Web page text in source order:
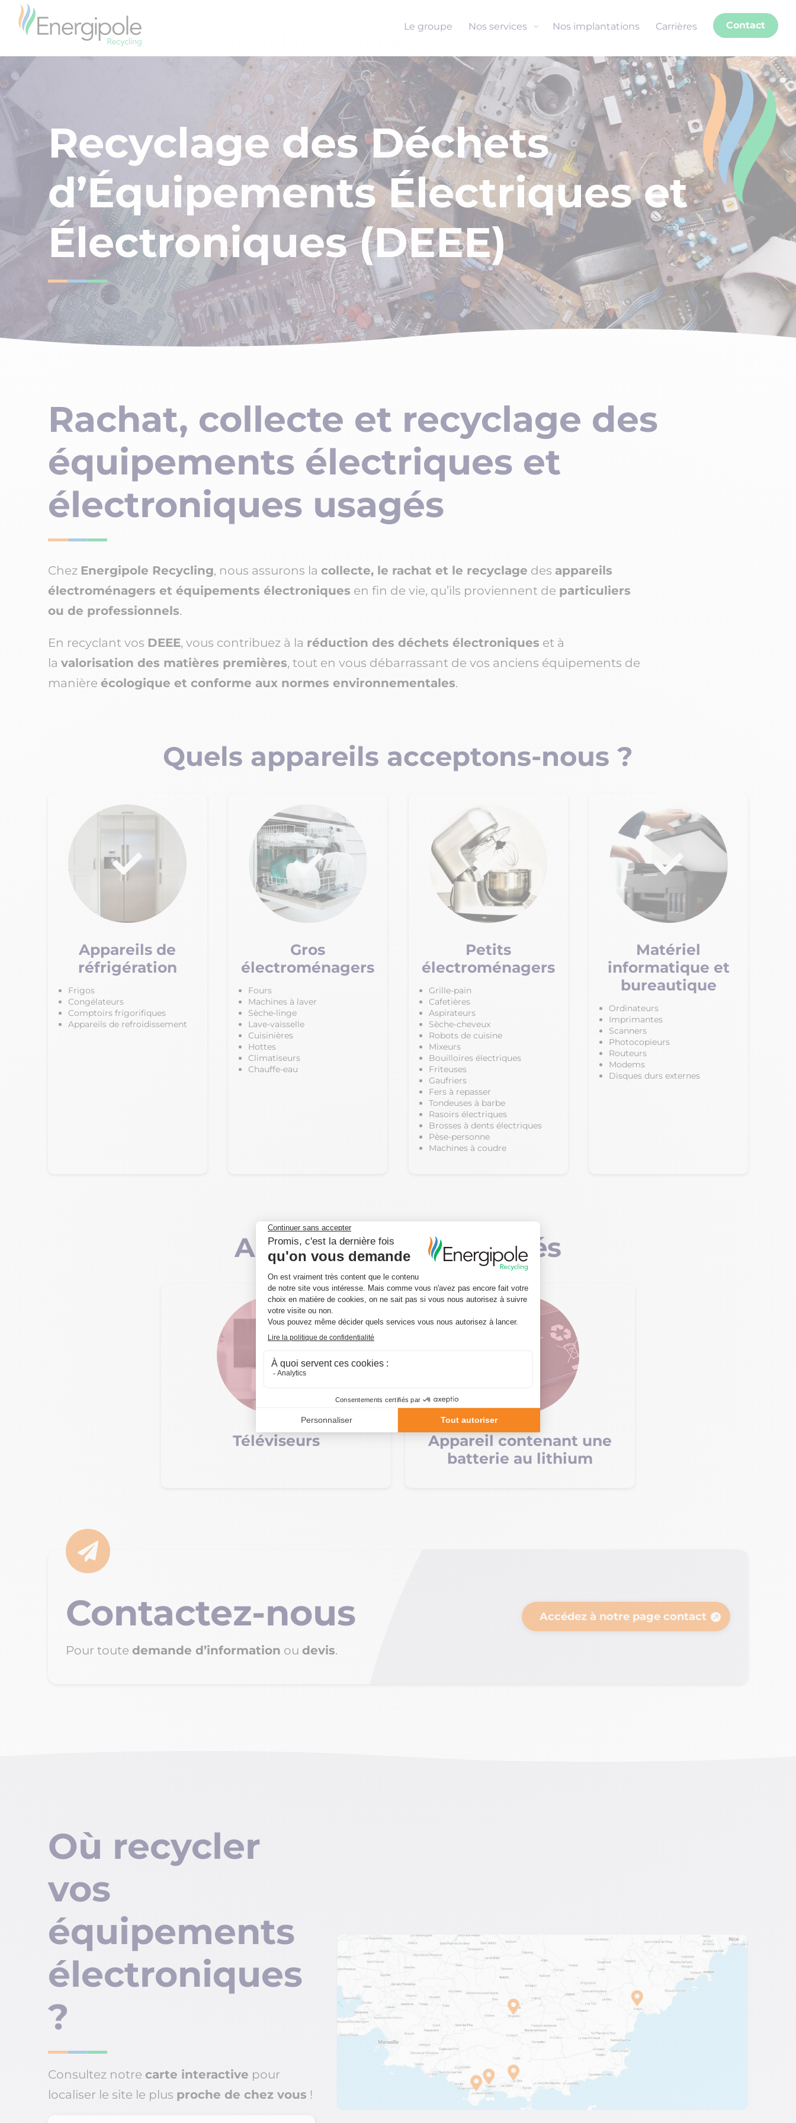
Le groupe Nos services Nos implantations Carrières Contact
Recyclage desDéchets
d’Équipements Électriques et
Électroniques(DEEE)
Rachat, collecte et recyclage des
équipements électriques et
électroniques usagés
Chez Energipole Recycling, nous assurons la collecte, le rachat et le recyclage des appareils
électroménagers et équipements électroniques en fin de vie, qu’ils proviennent de particuliers
ou de professionnels.
En recyclant vos DEEE, vous contribuez à la réduction des déchets électroniques et à
la valorisation des matières premières, tout en vous débarrassant de vos anciens équipements de
manière écologique et conforme aux normes environnementales.
Quels appareils acceptons-nous ?
Appareils de
réfrigération
Frigos
Congélateurs
Comptoirs frigorifiques
Appareils de refroidissement
Gros
électroménagers
Fours
Machines à laver
Sèche-linge
Lave-vaisselle
Cuisinières
Hottes
Climatiseurs
Chauffe-eau
Petits
électroménagers
Grille-pain
Cafetières
Aspirateurs
Sèche-cheveux
Robots de cuisine
Mixeurs
Bouilloires électriques
Friteuses
Gaufriers
Fers à repasser
Tondeuses à barbe
Rasoirs électriques
Brosses à dents électriques
Pèse-personne
Machines à coudre
Matériel
informatique et
bureautique
Ordinateurs
Imprimantes
Scanners
Photocopieurs
Routeurs
Modems
Disques durs externes
Appareils non acceptés
Téléviseurs
Appareil contenant une
batterie au lithium

Contactez-nous
Pour toute demande d’information ou devis.
Accédez à notre page contact
Où recycler
vos
équipements
électroniques
?
Consultez notre carte interactive pour
localiser le site le plus proche de chez vous !